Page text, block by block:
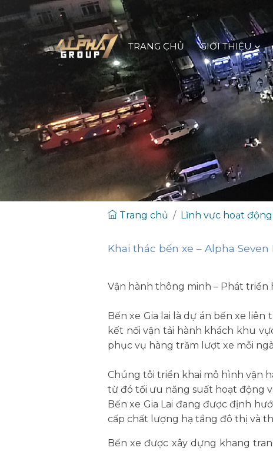
TRANG CHỦ GIỚI THIỆU
Trang chủ Lĩnh vực hoạt động
Khai thác bến xe – Alpha Seven
Vận hành thông minh – Phát triển
Bến xe Gia lai là dự án bến xe
kết nối vận tải hành khách khu
phục vụ hàng trăm lượt xe mỗi
Chúng tôi triển khai mô hình vận
từ đó tối ưu năng suất hoạt động
Bến xe Gia Lai đang được định
cấp chất lượng hạ tầng đô thị và
Bến xe được xây dựng khang